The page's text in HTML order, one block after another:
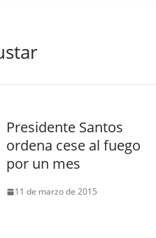
Presidente Santos
ordena cese al fuego
por un mes
11 de marzo de 2015